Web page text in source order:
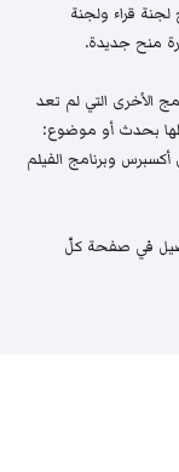
قراء ولجنة
منح جديدة.
الأخرى التي لم تعد
بحدث أو موضوع:
أكسبرس وبرنامج الفيلم
في صفحة كلّ